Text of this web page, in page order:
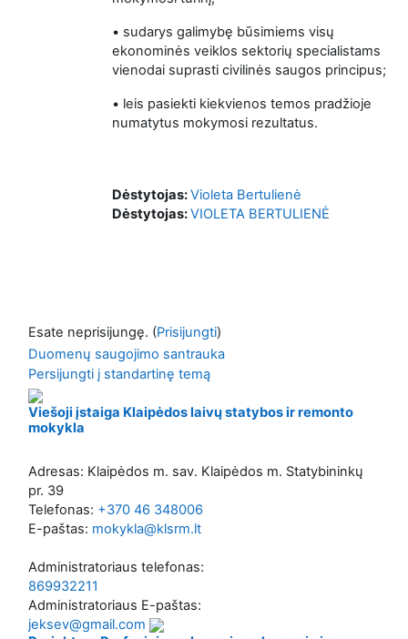
• sudarys galimybę būsimiems visų
ekonominės veiklos sektorių specialistams
vienodai suprasti civilinės saugos principus;
• leis pasiekti kiekvienos temos pradžioje
numatytus mokymosi rezultatus.
Dėstytojas:Violeta Bertulienė
Dėstytojas:VIOLETA BERTULIENĖ
Esate neprisijungę. (Prisijungti)
Duomenų saugojimo santrauka
Persijungti į standartinę temą
Viešoji įstaiga Klaipėdos laivų statybos ir remonto
mokykla
Adresas: Klaipėdos m. sav. Klaipėdos m. Statybininkų
pr. 39
Telefonas: +370 46 348006
E-paštas: mokykla@klsrm.lt
Administratoriaus telefonas:
869932211
Administratoriaus E-paštas:
jeksev@gmail.com